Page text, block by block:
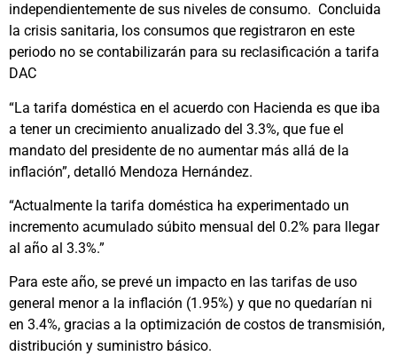
independientemente de sus niveles de consumo. Concluida
la crisis sanitaria, los consumos que registraron en este
periodo no se contabilizarán para su reclasificación a tarifa
DAC
“La tarifa doméstica en el acuerdo con Hacienda es que iba
a tener un crecimiento anualizado del 3.3%, que fue el
mandato del presidente de no aumentar más allá de la
inflación”, detalló Mendoza Hernández.
“Actualmente la tarifa doméstica ha experimentado un
incremento acumulado súbito mensual del 0.2% para llegar
al año al 3.3%.”
Para este año, se prevé un impacto en las tarifas de uso
general menor a la inflación (1.95%) y que no quedarían ni
en 3.4%, gracias a la optimización de costos de transmisión,
distribución y suministro básico.